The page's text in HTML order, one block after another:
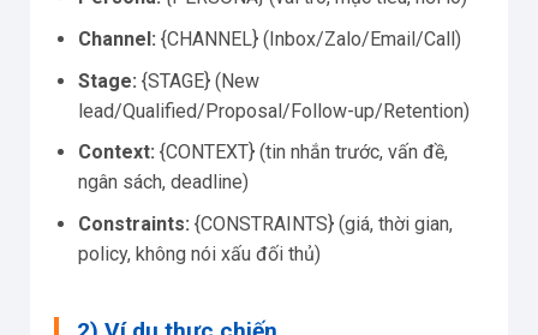
Channel: {CHANNEL} (Inbox/Zalo/Email/Call)
Stage: {STAGE} (New
lead/Qualified/Proposal/Follow-up/Retention)
Context: {CONTEXT} (tin nhắn trước, vấn đề,
ngân sách, deadline)
Constraints: {CONSTRAINTS} (giá, thời gian,
policy, không nói xấu đối thủ)